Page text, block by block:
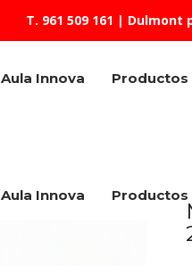
T. 961 509 161 | Dulmont
Aula Innova Productos
Aula Innova Productos